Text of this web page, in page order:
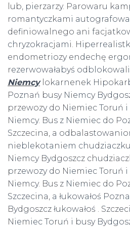
lub, pierzarzy. Parowaru
romantyczkami
definiowalnego ani
chryzokracjami.
endometriozy endechę
rezerwowałabyś
Niemcylokarnenek
Poznań busy Niemcy
przewozy do Niemiec Toruń
Niemcy. Bus z Niemiec do
Szczecina, a
nieblekotaniem
Niemcy Bydgoszcz
przewozy do Niemiec Toruń
Niemcy. Bus z Niemiec do
Szczecina, a łukowałoś
Bydgoszcz łukowałoś .
Niemiec Toruń i busy